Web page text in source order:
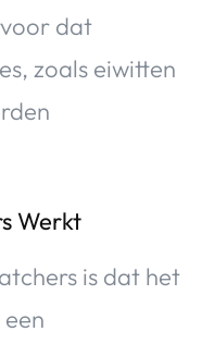
dat
zoals eiwitten
Werkt
is dat het